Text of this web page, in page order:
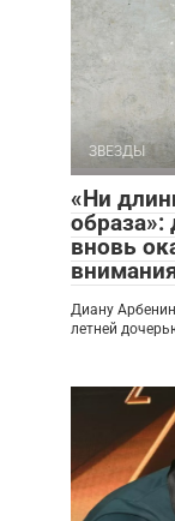
ЗВЕЗДЫ
«Ни
вновь
Диану
летней